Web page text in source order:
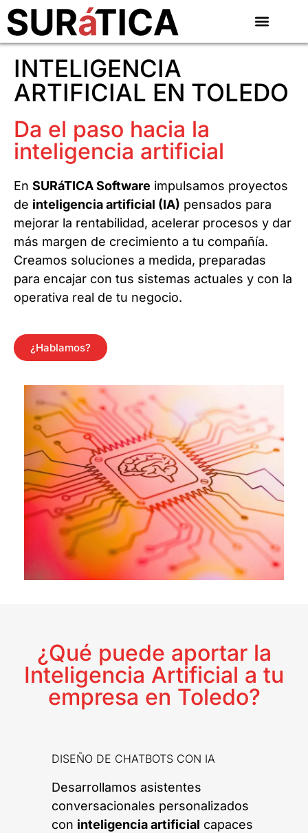
INTELIGENCIA
ARTIFICIAL EN TOLEDO
Da el paso hacia la
inteligencia artificial
En SURáTICA Software impulsamos proyectos
de inteligencia artificial (IA) pensados para
mejorar la rentabilidad, acelerar procesos y dar
más margen de crecimiento a tu compañía.
Creamos soluciones a medida, preparadas
para encajar con tus sistemas actuales y con la
operativa real de tu negocio.
¿Hablamos?
¿Qué puede aportar la
Inteligencia Artificial a tu
empresa en Toledo?
DISEÑO DE CHATBOTS CON IA
Desarrollamos asistentes
conversacionales personalizados
con inteligencia artificial capaces